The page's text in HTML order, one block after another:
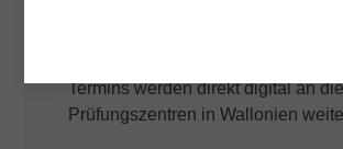
Termins werden direkt digital an
Prüfungszentren in Wallonien